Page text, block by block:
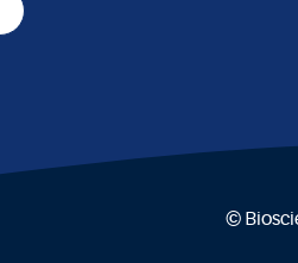
©